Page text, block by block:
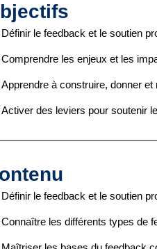
Définir le feedback et le soutien
Comprendre les enjeux et les
Apprendre à construire, donner
Activer des leviers pour soutenir
Définir le feedback et le soutien
Connaître les différents types de